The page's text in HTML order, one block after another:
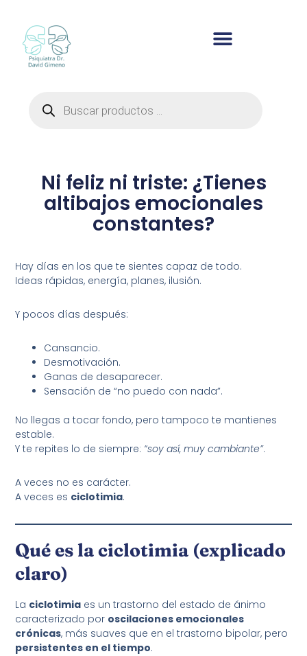
contenido
productos
Ni feliz ni triste: ¿Tienes
altibajos emocionales
constantes?
Hay días en los que te sientes capaz de todo.
Ideas rápidas, energía, planes, ilusión.
Y pocos días después:
Cansancio.
Desmotivación.
Ganas de desaparecer.
Sensación de “no puedo con nada”.
No llegas a tocar fondo, pero tampoco te mantienes
estable.
Y te repites lo de siempre: “soy así, muy cambiante”.
A veces no es carácter.
A veces es ciclotimia.
Qué es la ciclotimia (explicado
claro)
La ciclotimia es un trastorno del estado de ánimo
caracterizado por oscilaciones emocionales
crónicas, más suaves que en el trastorno bipolar, pero
persistentes en el tiempo.